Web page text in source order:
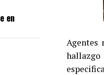
en
Agentes